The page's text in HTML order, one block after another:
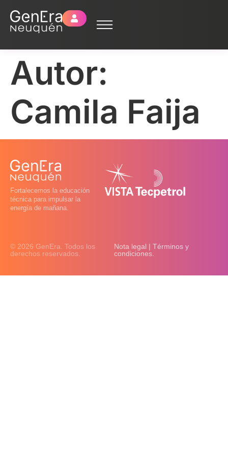
Autor:
Camila Faija
Fortalecemos la educación
técnica para impulsar la
energía de mañana.
© 2026 GenEra. Todos los
derechos reservados.
Nota legal | Términos y
condiciones.